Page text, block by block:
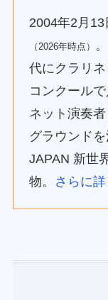
2004年2月
（2026年時点）
代にクラリ
コンクール
ネット演奏
グラウンド
JAPAN 新世
物。 さらに